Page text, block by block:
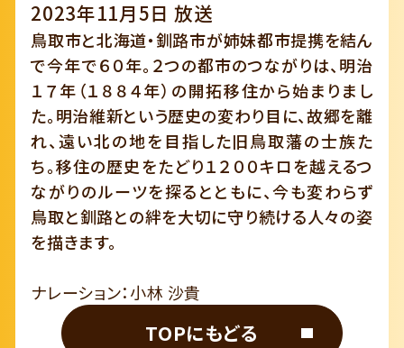
2023年11月5日 放送
鳥取市と北海道・釧路市が姉妹都市提携を結ん
で今年で６０年。２つの都市のつながりは、明治
１７年（１８８４年）の開拓移住から始まりまし
た。明治維新という歴史の変わり目に、故郷を離
れ、遠い北の地を目指した旧鳥取藩の士族た
ち。移住の歴史をたどり１２００キロを越えるつ
ながりのルーツを探るとともに、今も変わらず
鳥取と釧路との絆を大切に守り続ける人々の姿
を描きます。
ナレーション：小林 沙貴
TOPにもどる